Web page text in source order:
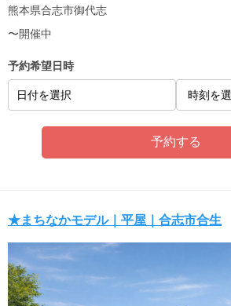
熊本県合志市御代志
〜開催中
予約希望日時
日付を選択
★まちなかモデル｜平屋｜合志市合生